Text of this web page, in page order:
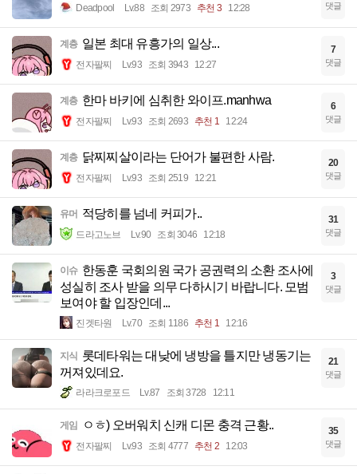
Deadpool Lv.88 조회 2973 추천 3 12:28 댓글
계층 일본 최대 유흥가의 일상...
전자팔찌 Lv.93 조회 3943 12:27
7
댓글
계층 한마 바키에 심취한 와이프.manhwa
전자팔찌 Lv.93 조회 2693 추천 1 12:24
6
댓글
계층 닭찌찌살이라는 단어가 불편한 사람.
전자팔찌 Lv.93 조회 2519 12:21
20
댓글
유머 적당히를 넘네 커피가..
드라고노브 Lv.90 조회 3046 12:18
31
댓글
이슈 한동훈 국회의원 국가 공권력의 소환 조사에
성실히 조사 받을 의무 다하시기 바랍니다. 모범
보여야 할 입장인데...
진겟타원 Lv.70 조회 1186 추천 1 12:16
3
댓글
지식
롯데타워는 대낮에 냉방을 틀지만 냉동기는
꺼져있데요.
라라크로포드 Lv.87 조회 3728 12:11
21
댓글
게임 ㅇㅎ) 오버워치 신캐 디몬 충격 근황..
전자팔찌 Lv.93 조회 4777 추천 2 12:03
35
댓글